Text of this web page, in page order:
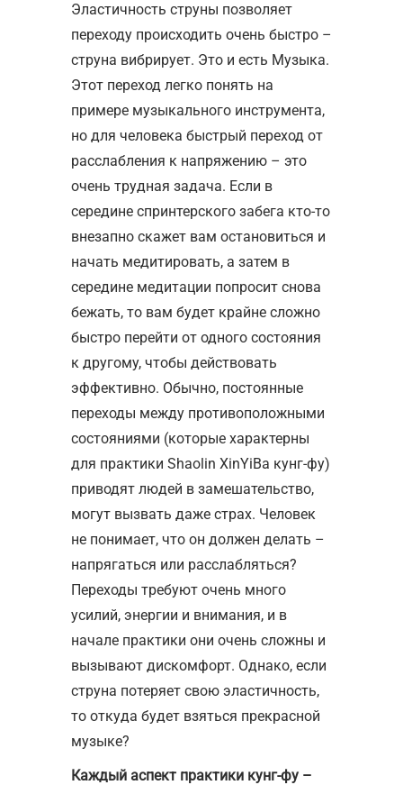
Эластичность струны позволяет
переходу происходить очень быстро –
струна вибрирует. Это и есть Музыка.
Этот переход легко понять на
примере музыкального инструмента,
но для человека быстрый переход от
расслабления к напряжению – это
очень трудная задача. Если в
середине спринтерского забега кто-то
внезапно скажет вам остановиться и
начать медитировать, а затем в
середине медитации попросит снова
бежать, то вам будет крайне сложно
быстро перейти от одного состояния
к другому, чтобы действовать
эффективно. Обычно, постоянные
переходы между противоположными
состояниями (которые характерны
для практики Shaolin XinYiBa кунг-фу)
приводят людей в замешательство,
могут вызвать даже страх. Человек
не понимает, что он должен делать –
напрягаться или расслабляться?
Переходы требуют очень много
усилий, энергии и внимания, и в
начале практики они очень сложны и
вызывают дискомфорт. Однако, если
струна потеряет свою эластичность,
то откуда будет взяться прекрасной
музыке?
Каждый аспект практики кунг-фу –